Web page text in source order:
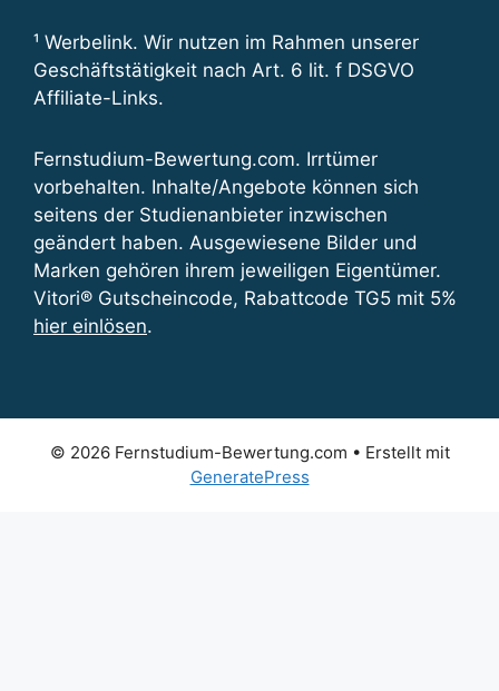
¹ Werbelink. Wir nutzen im Rahmen unserer
Geschäftstätigkeit nach Art. 6 lit. f DSGVO
Affiliate-Links.
Fernstudium-Bewertung.com. Irrtümer
vorbehalten. Inhalte/Angebote können sich
seitens der Studienanbieter inzwischen
geändert haben. Ausgewiesene Bilder und
Marken gehören ihrem jeweiligen Eigentümer.
Vitori® Gutscheincode, Rabattcode TG5 mit 5%
hier einlösen.
© 2026 Fernstudium-Bewertung.com • Erstellt mit
GeneratePress